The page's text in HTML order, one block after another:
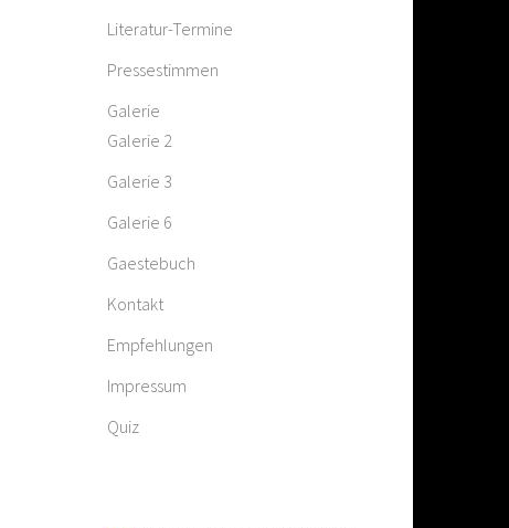
Literatur-Termine
Pressestimmen
Galerie
Galerie 2
Galerie 3
Galerie 6
Gaestebuch
Kontakt
Empfehlungen
Impressum
Quiz